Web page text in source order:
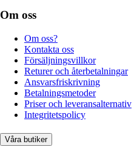
Om oss
Om oss?
Kontakta oss
Försäljningsvillkor
Returer och återbetalningar
Ansvarsfriskrivning
Betalningsmetoder
Priser och leveransalternativ
Integritetspolicy
Våra butiker